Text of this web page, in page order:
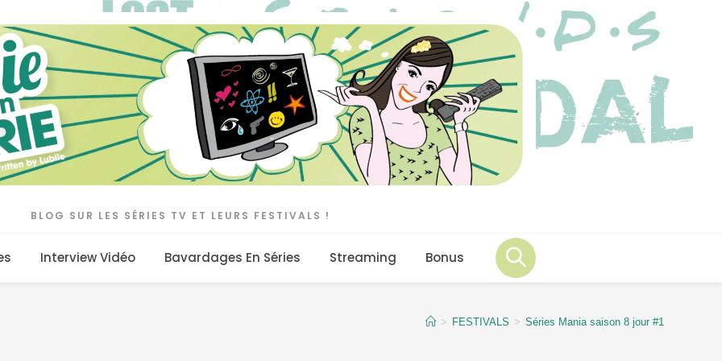
BLOG SUR LES SÉRIES TV ET LEURS FESTIVALS !
Interview Vidéo Bavardages En Séries Streaming Bonus
> FESTIVALS > Séries Mania saison 8 jour #1